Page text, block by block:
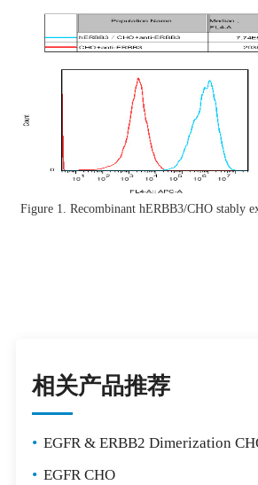
Figure 1. Recombinant hERBB3/CHO stably
相关产品推荐
• EGFR & ERBB2 Dimerization
• EGFR CHO